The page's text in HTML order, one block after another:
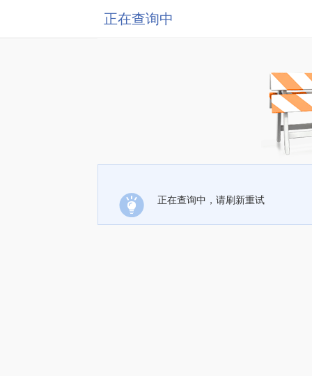
正在查询中
正在查询中，请刷新重试